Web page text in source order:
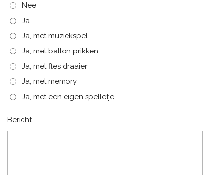
Nee
Ja.
Ja, met muziekspel
Ja, met ballon prikken
Ja, met fles draaien
Ja, met memory
Ja, met een eigen spelletje
Bericht